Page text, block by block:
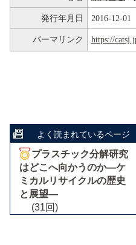
発行年月日 2016-12-01
パーマリンク https://
よく読まれているページ
プラスチック分解研究
はどこへ向かうのか―ケ
ミカルリサイクルの歴史
と展望―
(31回)